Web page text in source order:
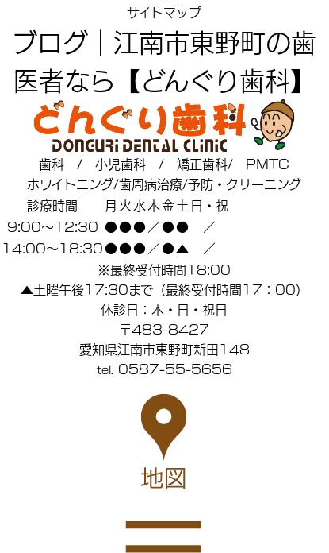
サイトマップ
ブログ｜江南市東野町の歯
医者なら【どんぐり歯科】
歯科 / 小児歯科 / 矯正歯科/ PMTC
ホワイトニング/歯周病治療/予防・クリーニング
診療時間
月 火水木金土 日・祝
9:00～12:30 ●●●／●●
／
14:00～18:30●●●／●▲
／
※最終受付時間18:00
▲土曜午後17:30まで（最終受付時間17：00）
休診日：木・日・祝日
〒483-8427
愛知県江南市東野町新田148
tel.0587-55-5656